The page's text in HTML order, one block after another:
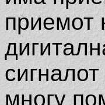
приемот
многу